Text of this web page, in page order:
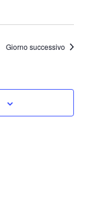
Giorno successivo